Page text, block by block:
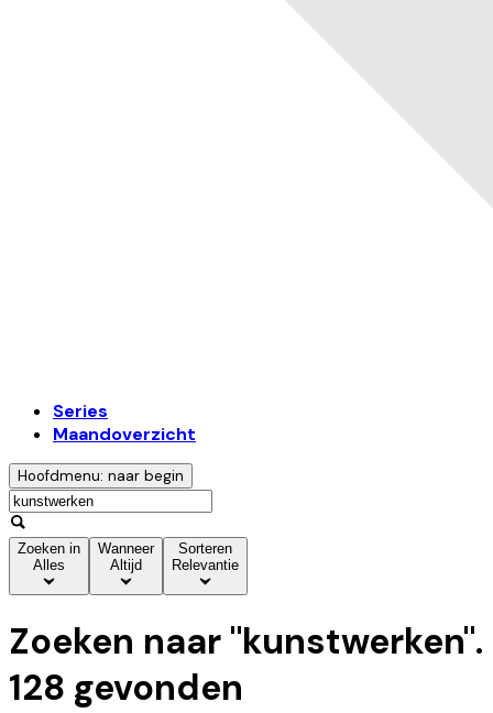
Series
Maandoverzicht
Hoofdmenu: naar begin
Zoeken in
Alles
Wanneer
Altijd
Sorteren
Relevantie
Zoeken naar "kunstwerken".
128 gevonden